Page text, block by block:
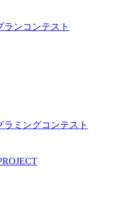
ンコンテスト
ミングコンテスト